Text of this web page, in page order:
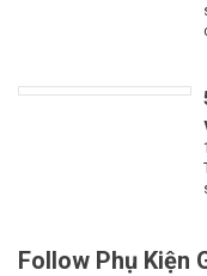
Follow Phụ Kiện